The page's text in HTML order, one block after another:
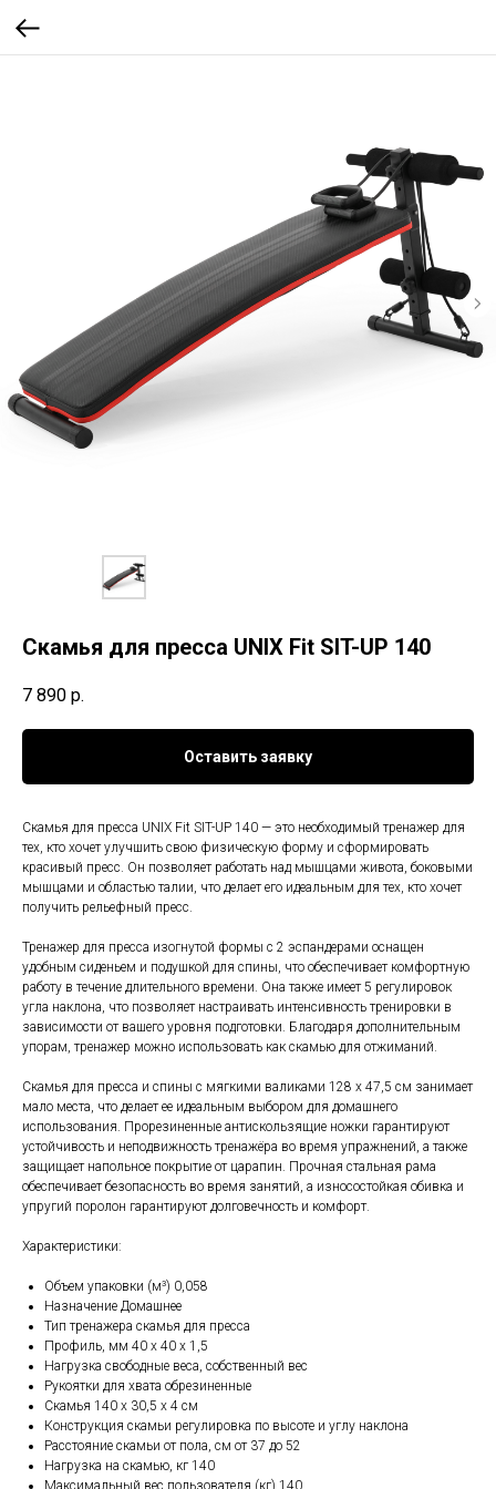
Скамья для пресса UNIX Fit SIT-UP 140
7 890 р.
Оставить заявку
Скамья для пресса UNIX Fit SIT-UP 140 — это необходимый тренажер для
тех, кто хочет улучшить свою физическую форму и сформировать
красивый пресс. Он позволяет работать над мышцами живота, боковыми
мышцами и областью талии, что делает его идеальным для тех, кто хочет
получить рельефный пресс.
Тренажер для пресса изогнутой формы с 2 эспандерами оснащен
удобным сиденьем и подушкой для спины, что обеспечивает комфортную
работу в течение длительного времени. Она также имеет 5 регулировок
угла наклона, что позволяет настраивать интенсивность тренировки в
зависимости от вашего уровня подготовки. Благодаря дополнительным
упорам, тренажер можно использовать как скамью для отжиманий.
Скамья для пресса и спины с мягкими валиками 128 х 47,5 см занимает
мало места, что делает ее идеальным выбором для домашнего
использования. Прорезиненные антискользящие ножки гарантируют
устойчивость и неподвижность тренажёра во время упражнений, а также
защищает напольное покрытие от царапин. Прочная стальная рама
обеспечивает безопасность во время занятий, а износостойкая обивка и
упругий поролон гарантируют долговечность и комфорт.
Характеристики:
Объем упаковки (м³) 0,058
Назначение Домашнее
Тип тренажера скамья для пресса
Профиль, мм 40 х 40 х 1,5
Нагрузка свободные веса, собственный вес
Рукоятки для хвата обрезиненные
Скамья 140 х 30,5 х 4 см
Конструкция скамьи регулировка по высоте и углу наклона
Расстояние скамьи от пола, см от 37 до 52
Нагрузка на скамью, кг 140